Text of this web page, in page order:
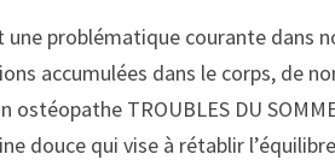
problématique courante dans
accumulées dans le corps, de
ostéopathe TROUBLES DU
douce qui vise à rétablir